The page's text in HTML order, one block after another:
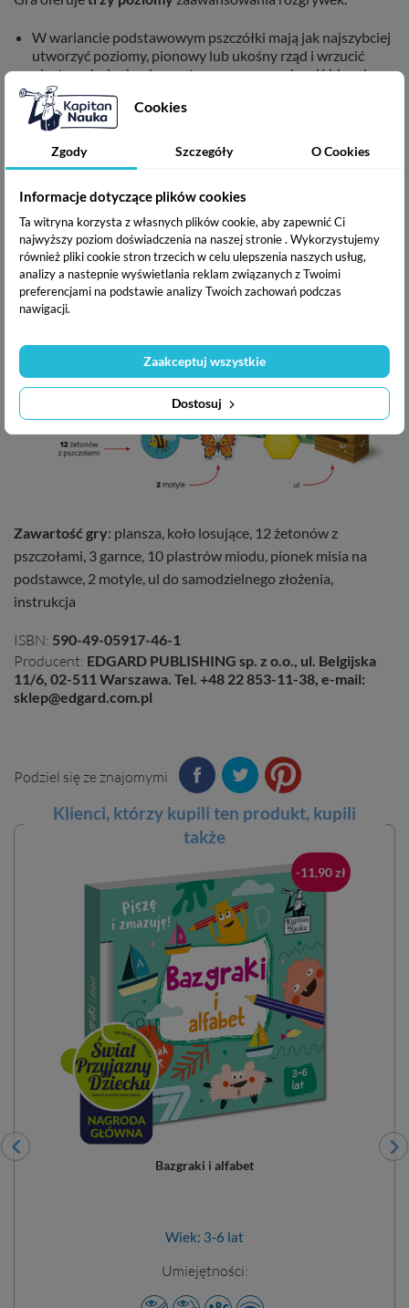
W wariancie podstawowym pszczółki mają jak najszybciej
utworzyć poziomy, pionowy lub ukośny rząd i wrzucić
plaster miodu do ula, a w tym samym czasie miś biegnie po
miód swoją ścieżką.
Młodsi zawodnicy mogą skorzystać z ułatwień,
zastawiając aż trzy słodkie pułapki na misia, by spowolnić
jego bieg.
Doświadczeni gracze muszą dodatkowo uwzględniać ruch
pszczołą.
Zawartość gry: plansza, koło losujące, 12 żetonów z
pszczołami, 3 garnce, 10 plastrów miodu, pionek misia na
podstawce, 2 motyle, ul do samodzielnego złożenia,
instrukcja
ISBN: 590-49-05917-46-1
Producent: EDGARD PUBLISHING sp. z o.o., ul. Belgijska
11/6, 02-511 Warszawa. Tel. +48 22 853-11-38, e-mail:
sklep@edgard.com.pl
Podziel się ze znajomymi
Klienci, którzy kupili ten produkt, kupili
także
-11,90 zł
Bazgraki i alfabet
Wiek: 3-6 lat
Umiejętności:
Cookies
Zgody Szczegóły O Cookies
Informacje dotyczące plików cookies
Ta witryna korzysta z własnych plików cookie, aby zapewnić Ci
najwyższy poziom doświadczenia na naszej stronie . Wykorzystujemy
również pliki cookie stron trzecich w celu ulepszenia naszych usług,
analizy a nastepnie wyświetlania reklam związanych z Twoimi
preferencjami na podstawie analizy Twoich zachowań podczas
nawigacji.
Dostosuj
Zaakceptuj wszystkie